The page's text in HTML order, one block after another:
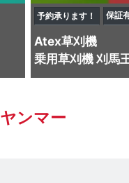
予約承ります！ 保証
Atex草刈機
乗用草刈機 刈馬
ヤンマー